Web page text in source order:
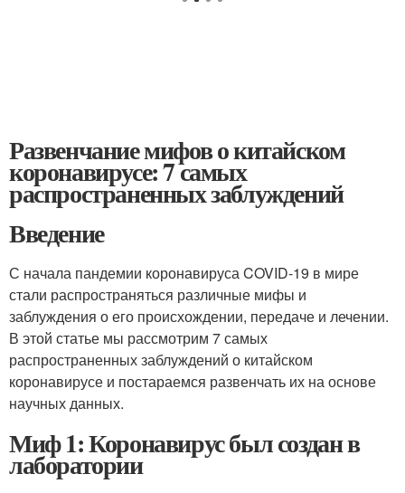
Развенчание мифов о китайском
коронавирусе: 7 самых
распространенных заблуждений
Введение
С начала пандемии коронавируса COVID-19 в мире
стали распространяться различные мифы и
заблуждения о его происхождении, передаче и лечении.
В этой статье мы рассмотрим 7 самых
распространенных заблуждений о китайском
коронавирусе и постараемся развенчать их на основе
научных данных.
Миф 1: Коронавирус был создан в
лаборатории